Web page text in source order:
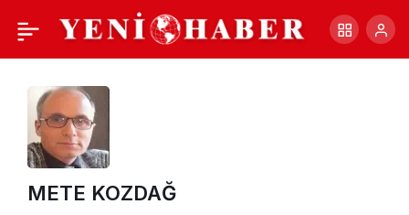
METE KOZDAĞ
TÜRBAN-SAKAL-GÜMÜŞ + - Paylaş